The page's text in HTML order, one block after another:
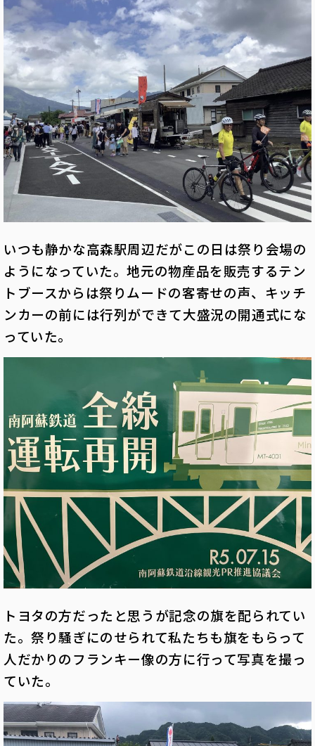
いつも静かな高森駅周辺だがこの日は祭り会場の
ようになっていた。地元の物産品を販売するテン
トブースからは祭りムードの客寄せの声、キッチ
ンカーの前には行列ができて大盛況の開通式にな
っていた。
トヨタの方だったと思うが記念の旗を配られてい
た。祭り騒ぎにのせられて私たちも旗をもらって
人だかりのフランキー像の方に行って写真を撮っ
ていた。